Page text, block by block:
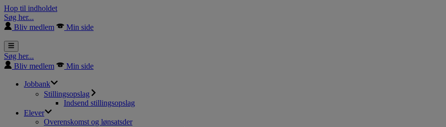
Hop til indholdet
Søg her...
Bliv medlem
Min side
Søg her...
Bliv medlem
Min side
Jobbank
Stillingsopslag
Indsend stillingsopslag
Elever
Overenskomst og lønsatsder